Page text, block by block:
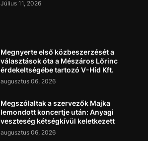
Július 11, 2026
Megnyerte első közbeszerzését a
választások óta a Mészáros Lőrinc
érdekeltségébe tartozó V-Híd Kft.
augusztus 06, 2026
Megszólaltak a szervezők Majka
lemondott koncertje után: Anyagi
veszteség kétségkívül keletkezett
augusztus 06, 2026